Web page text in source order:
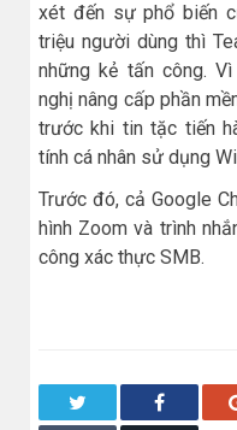
xét đến sự phổ biến
triệu người dùng thì
những kẻ tấn công.
nghị nâng cấp phần
trước khi tin tặc tiến
tính cá nhân sử dụng
Trước đó, cả Google
hình Zoom và trình
công xác thực SMB.
Facebook